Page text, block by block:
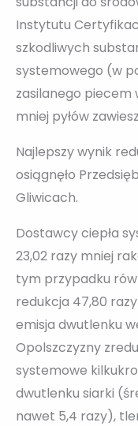
Instytutu
szkodliwych
systemowego (w
zasilanego
mniej pyłów
Najlepszy wynik
osiągnęło
Gliwicach.
Dostawcy ciepła
23,02 razy mniej
tym przypadku
redukcja 47,80
emisja dwutlenku
Opolszczyzny
systemowe
dwutlenku siarki
nawet 5,4 razy),